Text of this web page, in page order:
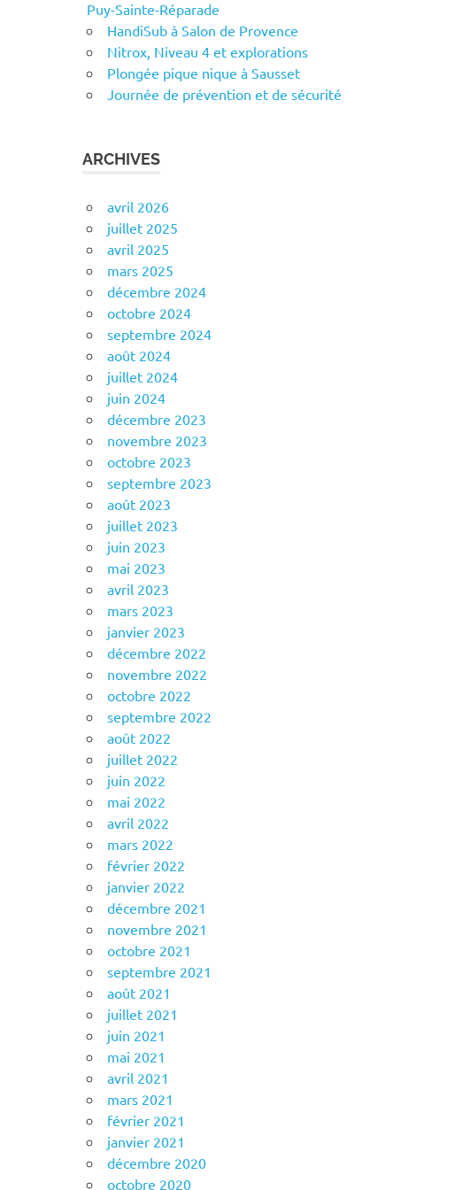
Puy-Sainte-Réparade
HandiSub à Salon de Provence
Nitrox, Niveau 4 et explorations
Plongée pique nique à Sausset
Journée de prévention et de sécurité
ARCHIVES
avril 2026
juillet 2025
avril 2025
mars 2025
décembre 2024
octobre 2024
septembre 2024
août 2024
juillet 2024
juin 2024
décembre 2023
novembre 2023
octobre 2023
septembre 2023
août 2023
juillet 2023
juin 2023
mai 2023
avril 2023
mars 2023
janvier 2023
décembre 2022
novembre 2022
octobre 2022
septembre 2022
août 2022
juillet 2022
juin 2022
mai 2022
avril 2022
mars 2022
février 2022
janvier 2022
décembre 2021
novembre 2021
octobre 2021
septembre 2021
août 2021
juillet 2021
juin 2021
mai 2021
avril 2021
mars 2021
février 2021
janvier 2021
décembre 2020
octobre 2020